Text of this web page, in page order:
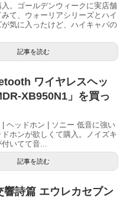
。ゴールデンウィークに実店舗
て、ウォーリアシリーズとハイ
気に入ったけど、ハイキャパの
記事を読む
ワイヤレスヘッ
XB950N1」を買っ
| ヘッドホン | ソニー 低音に強い
ホンが欲しくて購入。ノイズキ
いてて音...
記事を読む
響詩篇 エウレカセブン